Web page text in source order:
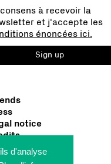
d'analyse
à recevoir la
et j'accepte les
énoncées ici.
Sign up
notice